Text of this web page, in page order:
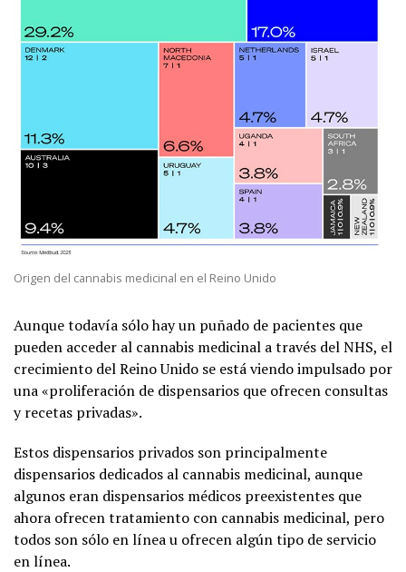
Origen del cannabis medicinal en el Reino Unido
Aunque todavía sólo hay un puñado de pacientes que
pueden acceder al cannabis medicinal a través del NHS, el
crecimiento del Reino Unido se está viendo impulsado por
una «proliferación de dispensarios que ofrecen consultas
y recetas privadas».
Estos dispensarios privados son principalmente
dispensarios dedicados al cannabis medicinal, aunque
algunos eran dispensarios médicos preexistentes que
ahora ofrecen tratamiento con cannabis medicinal, pero
todos son sólo en línea u ofrecen algún tipo de servicio
en línea.